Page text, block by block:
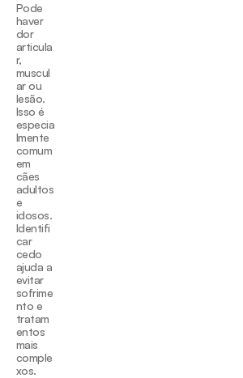
Pode
haver
dor
articula
r,
muscul
ar ou
lesão.
Isso é
especia
lmente
comum
em
cães
adultos
e
idosos.
Identifi
car
cedo
ajuda a
evitar
sofrime
nto e
tratam
entos
mais
comple
xos.